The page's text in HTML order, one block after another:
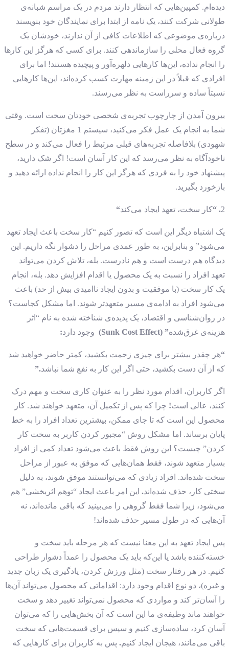
دیده‌ام. کمپین‌هایی که انتظار دارند مردم در یک مراسم شبانه‌ی
طولانی شرکت کنند، یک نامه از ابتدا برای نمایندگان خود بنویسند
درباره‌ی موضوعی که اطلاعات کافی از آن ندارند، خودشان یک
گروه فعال محلی را سازماندهی کنند. برای کسی که هرگز این کارها
را انجام نداده، این‌ها کارهایی دلهره‌آور و پیچیده هستند! اما برای
افرادی که قبلاً در این زمینه مهارت کسب کرده‌اند، این‌ها کارهایی
نسبتاً ساده و سرراست به نظر می‌رسند.
بیرون آمدن از چارچوب تجربه‌ی شخصی خودتان سخت است. وقتی
شما به انجام یک عمل فکر می‌کنید، سیستم 1 مغزتان (تفکر
شهودی) بلافاصله تجربه‌های قبلی مرتبط را فعال می‌کند و در سطح
ناخودآگاه به نظر می‌رسد که این کار آسان است! اگر شک دارید،
پیشنهاد خود را به فردی که هرگز این کار را انجام نداده ارائه دهید و
بازخورد بگیرید.
2
. “کار سخت، تعهد ایجاد می‌کند“
یک اشتباه دیگر این است که تصور کنیم “کار سخت باعث ایجاد تعهد
می‌شود” و بنابراین، به طور عمدی مراحل را دشوار نگه داریم. این
دیدگاه هم درست است و هم نادرست. بله، تلاش کردن می‌تواند
تعهد افراد را نسبت به یک محصول یا اقدام افزایش دهد. بله، انجام
یک کار سخت (با موفقیت و بدون ایجاد ناامیدی بیش از حد) باعث
می‌شود افراد به ادامه‌ی مسیر متعهدتر شوند. اما مشکل کجاست؟
در روان‌شناسی و اقتصاد، یک پدیده‌ی شناخته شده به نام “اثر
هزینه‌ی غرق‌شده” (Sunk Cost Effect) وجود دارد:
“هر چقدر بیشتر برای چیزی زحمت بکشید، کمتر حاضر خواهید شد
که از آن دست بکشید، حتی اگر این کار به نفع شما نباشد.”
اگر کاربران، اقدام مورد نظر را به عنوان کاری سخت و مهم درک
کنند، عالی است! چرا که پس از تکمیل آن، متعهد خواهند شد. کار
محصول این است که تا جای ممکن، بیشترین تعداد افراد را به خط
پایان برساند. اما مشکل روش “مجبور کردن کاربر به سخت کار
کردن” چیست؟ این روش فقط باعث می‌شود تعداد کمی از افراد
بسیار متعهد شوند، فقط همان‌هایی که موفق به عبور از مراحل
سخت شده‌اند. افراد زیادی که می‌توانستند موفق شوند، به دلیل
سختی کار، حذف شده‌اند. این امر باعث ایجاد “توهم اثربخشی” هم
می‌شود، زیرا شما فقط گروهی را می‌بینید که باقی مانده‌اند، نه
آن‌هایی که در طول مسیر حذف شده‌اند!
پس ایجاد تعهد به این معنا نیست که هر مرحله باید سخت و
خسته‌کننده باشد یا اینکه باید یک محصول را عمداً دشوار طراحی
کنیم. در هر رفتار سخت (مثل ورزش کردن، یادگیری یک زبان جدید
و غیره)، دو نوع اقدام وجود دارد: اقداماتی که محصول می‌تواند آن‌ها
را آسان‌تر کند و مواردی که محصول نمی‌تواند تغییر دهد و سخت
خواهند ماند وظیفه‌ی ما این است که آن بخش‌هایی را که می‌توان
آسان کرد، ساده‌سازی کنیم و سپس برای قسمت‌هایی که سخت
باقی می‌مانند، هیجان ایجاد کنیم. پس به کاربران برای کارهایی که